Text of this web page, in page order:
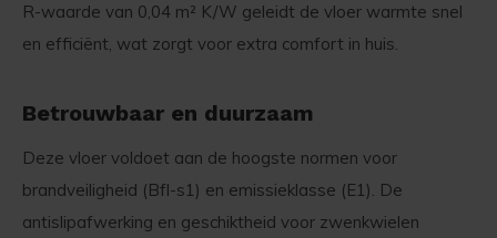
R-waarde van 0,04 m² K/W geleidt de vloer warmte snel
en efficiënt, wat zorgt voor extra comfort in huis.
Betrouwbaar en duurzaam
Deze vloer voldoet aan de hoogste normen voor
brandveiligheid (Bfl-s1) en emissieklasse (E1). De
antislipafwerking en geschiktheid voor zwenkwielen